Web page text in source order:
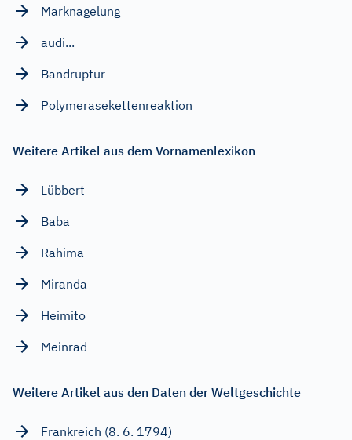
Marknagelung
audi...
Bandruptur
Polymerasekettenreaktion
Weitere Artikel aus dem Vornamenlexikon
Lübbert
Baba
Rahima
Miranda
Heimito
Meinrad
Weitere Artikel aus den Daten der Weltgeschichte
Frankreich (8. 6. 1794)